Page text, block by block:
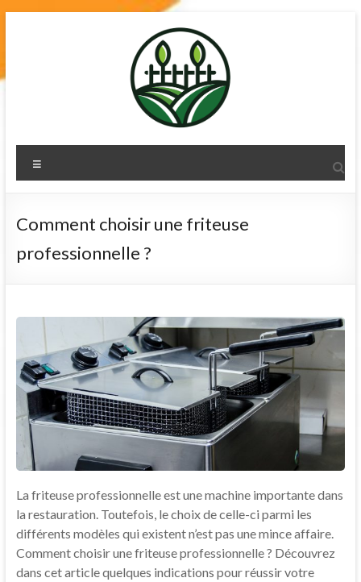
terre-de-
diatomee.net
Comment choisir une friteuse
professionnelle ?
La friteuse professionnelle est une machine importante dans
la restauration. Toutefois, le choix de celle-ci parmi les
différents modèles qui existent n’est pas une mince affaire.
Comment choisir une friteuse professionnelle ? Découvrez
dans cet article quelques indications pour réussir votre